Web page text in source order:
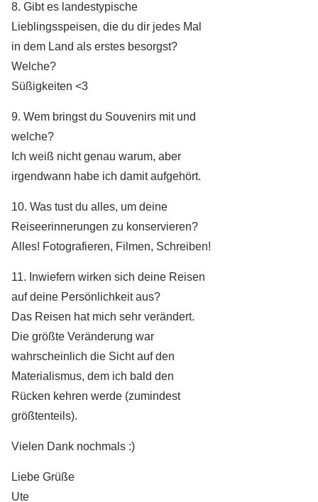
8. Gibt es landestypische
Lieblingsspeisen, die du dir jedes Mal
in dem Land als erstes besorgst?
Welche?
Süßigkeiten <3
9. Wem bringst du Souvenirs mit und
welche?
Ich weiß nicht genau warum, aber
irgendwann habe ich damit aufgehört.
10. Was tust du alles, um deine
Reiseerinnerungen zu konservieren?
Alles! Fotografieren, Filmen, Schreiben!
11. Inwiefern wirken sich deine Reisen
auf deine Persönlichkeit aus?
Das Reisen hat mich sehr verändert.
Die größte Veränderung war
wahrscheinlich die Sicht auf den
Materialismus, dem ich bald den
Rücken kehren werde (zumindest
größtenteils).
Vielen Dank nochmals :)
Liebe Grüße
Ute